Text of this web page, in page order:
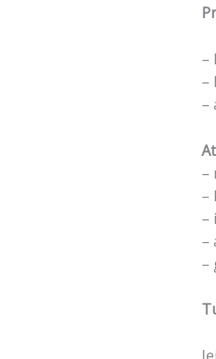
–
–
–
–
–
–
–
–